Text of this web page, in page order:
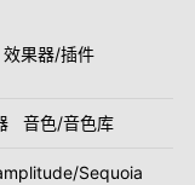
效果器/插件
音色/音色库
Sequoia